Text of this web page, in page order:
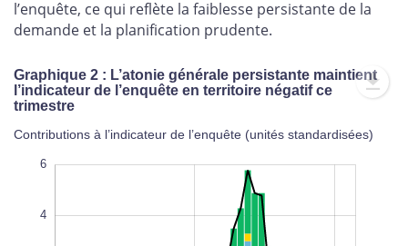
l’enquête, ce qui reflète la faiblesse persistante de la
demande et la planification prudente.
Graphique 2 : L’atonie générale persistante maintient
l’indicateur de l’enquête en territoire négatif ce
trimestre
Contributions à l’indicateur de l’enquête (unités standardisées)
6
4